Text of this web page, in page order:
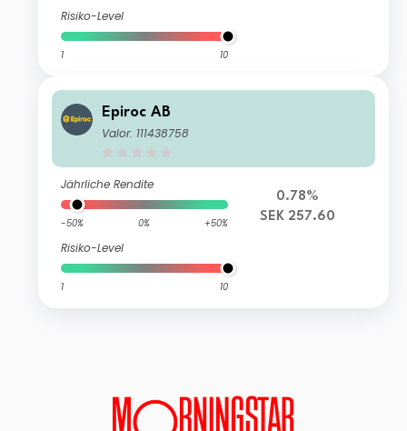
Risiko-Level
1 10
Epiroc AB
Valor: 111438758
Jährliche Rendite
-50% 0% +50%
Risiko-Level
1 10
0.78%
SEK 257.60